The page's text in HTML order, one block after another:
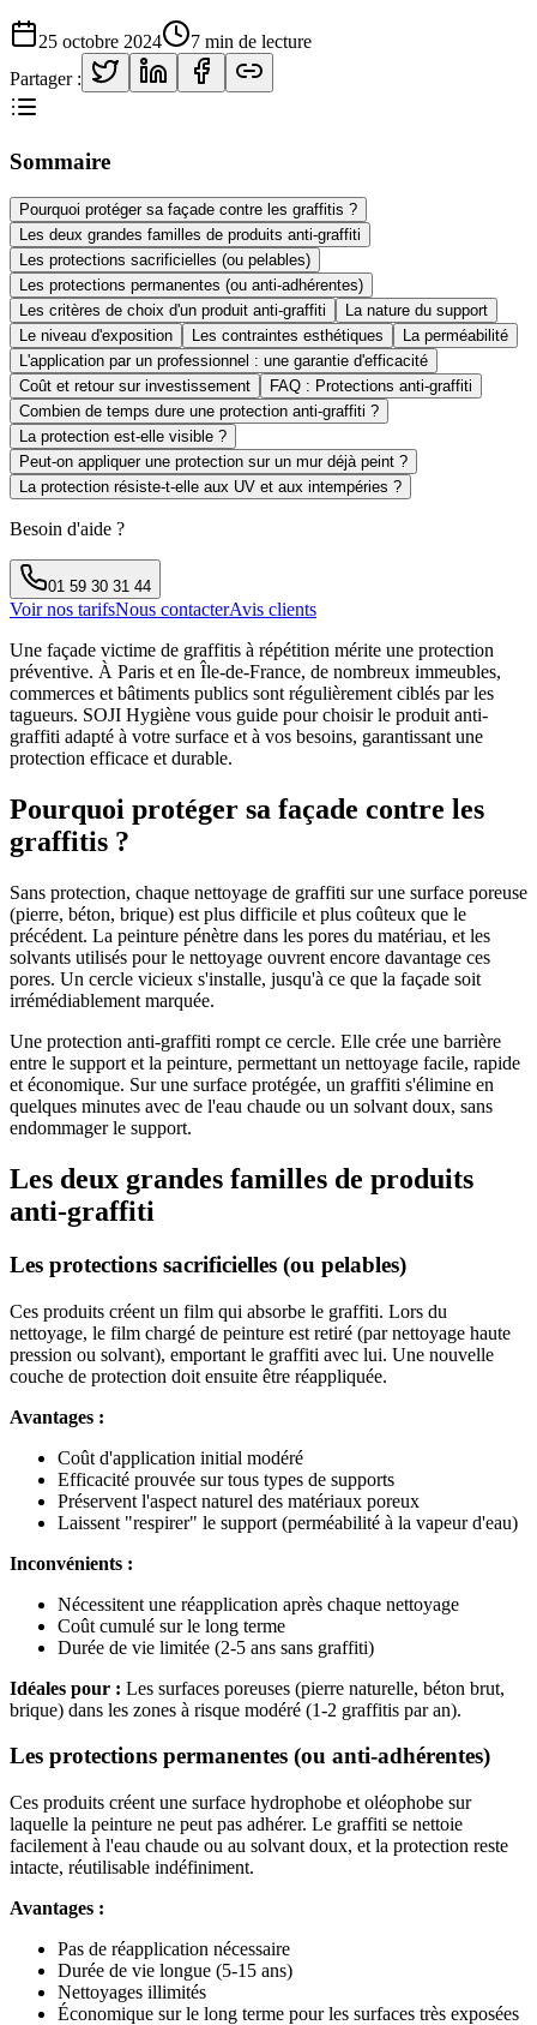
25 octobre 2024 7 min de lecture
Partager :
Sommaire
Pourquoi protéger sa façade contre les graffitis ?
Les deux grandes familles de produits anti-graffiti
Les protections sacrificielles (ou pelables)
Les protections permanentes (ou anti-adhérentes)
Les critères de choix d'un produit anti-graffiti
La nature du support
Le niveau d'exposition
Les contraintes esthétiques
La perméabilité
L'application par un professionnel : une garantie d'efficacité
Coût et retour sur investissement
FAQ : Protections anti-graffiti
Combien de temps dure une protection anti-graffiti ?
La protection est-elle visible ?
Peut-on appliquer une protection sur un mur déjà peint ?
La protection résiste-t-elle aux UV et aux intempéries ?
Besoin d'aide ?
01 59 30 31 44
Voir nos tarifsNous contacterAvis clients
Une façade victime de graffitis à répétition mérite une protection
préventive. À Paris et en Île-de-France, de nombreux immeubles,
commerces et bâtiments publics sont régulièrement ciblés par les
tagueurs. SOJI Hygiène vous guide pour choisir le produit anti-
graffiti adapté à votre surface et à vos besoins, garantissant une
protection efficace et durable.
Pourquoi protéger sa façade contre les
graffitis ?
Sans protection, chaque nettoyage de graffiti sur une surface poreuse
(pierre, béton, brique) est plus difficile et plus coûteux que le
précédent. La peinture pénètre dans les pores du matériau, et les
solvants utilisés pour le nettoyage ouvrent encore davantage ces
pores. Un cercle vicieux s'installe, jusqu'à ce que la façade soit
irrémédiablement marquée.
Une protection anti-graffiti rompt ce cercle. Elle crée une barrière
entre le support et la peinture, permettant un nettoyage facile, rapide
et économique. Sur une surface protégée, un graffiti s'élimine en
quelques minutes avec de l'eau chaude ou un solvant doux, sans
endommager le support.
Les deux grandes familles de produits
anti-graffiti
Les protections sacrificielles (ou pelables)
Ces produits créent un film qui absorbe le graffiti. Lors du
nettoyage, le film chargé de peinture est retiré (par nettoyage haute
pression ou solvant), emportant le graffiti avec lui. Une nouvelle
couche de protection doit ensuite être réappliquée.
Avantages :
Coût d'application initial modéré
Efficacité prouvée sur tous types de supports
Préservent l'aspect naturel des matériaux poreux
Laissent "respirer" le support (perméabilité à la vapeur d'eau)
Inconvénients :
Nécessitent une réapplication après chaque nettoyage
Coût cumulé sur le long terme
Durée de vie limitée (2-5 ans sans graffiti)
Idéales pour : Les surfaces poreuses (pierre naturelle, béton brut,
brique) dans les zones à risque modéré (1-2 graffitis par an).
Les protections permanentes (ou anti-adhérentes)
Ces produits créent une surface hydrophobe et oléophobe sur
laquelle la peinture ne peut pas adhérer. Le graffiti se nettoie
facilement à l'eau chaude ou au solvant doux, et la protection reste
intacte, réutilisable indéfiniment.
Avantages :
Pas de réapplication nécessaire
Durée de vie longue (5-15 ans)
Nettoyages illimités
Économique sur le long terme pour les surfaces très exposées